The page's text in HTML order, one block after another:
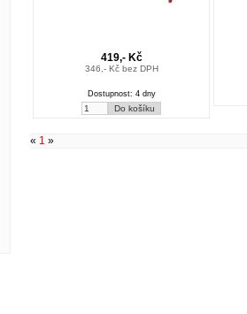
419,- Kč
346,- Kč bez DPH
Dostupnost: 4 dny
« 1 »